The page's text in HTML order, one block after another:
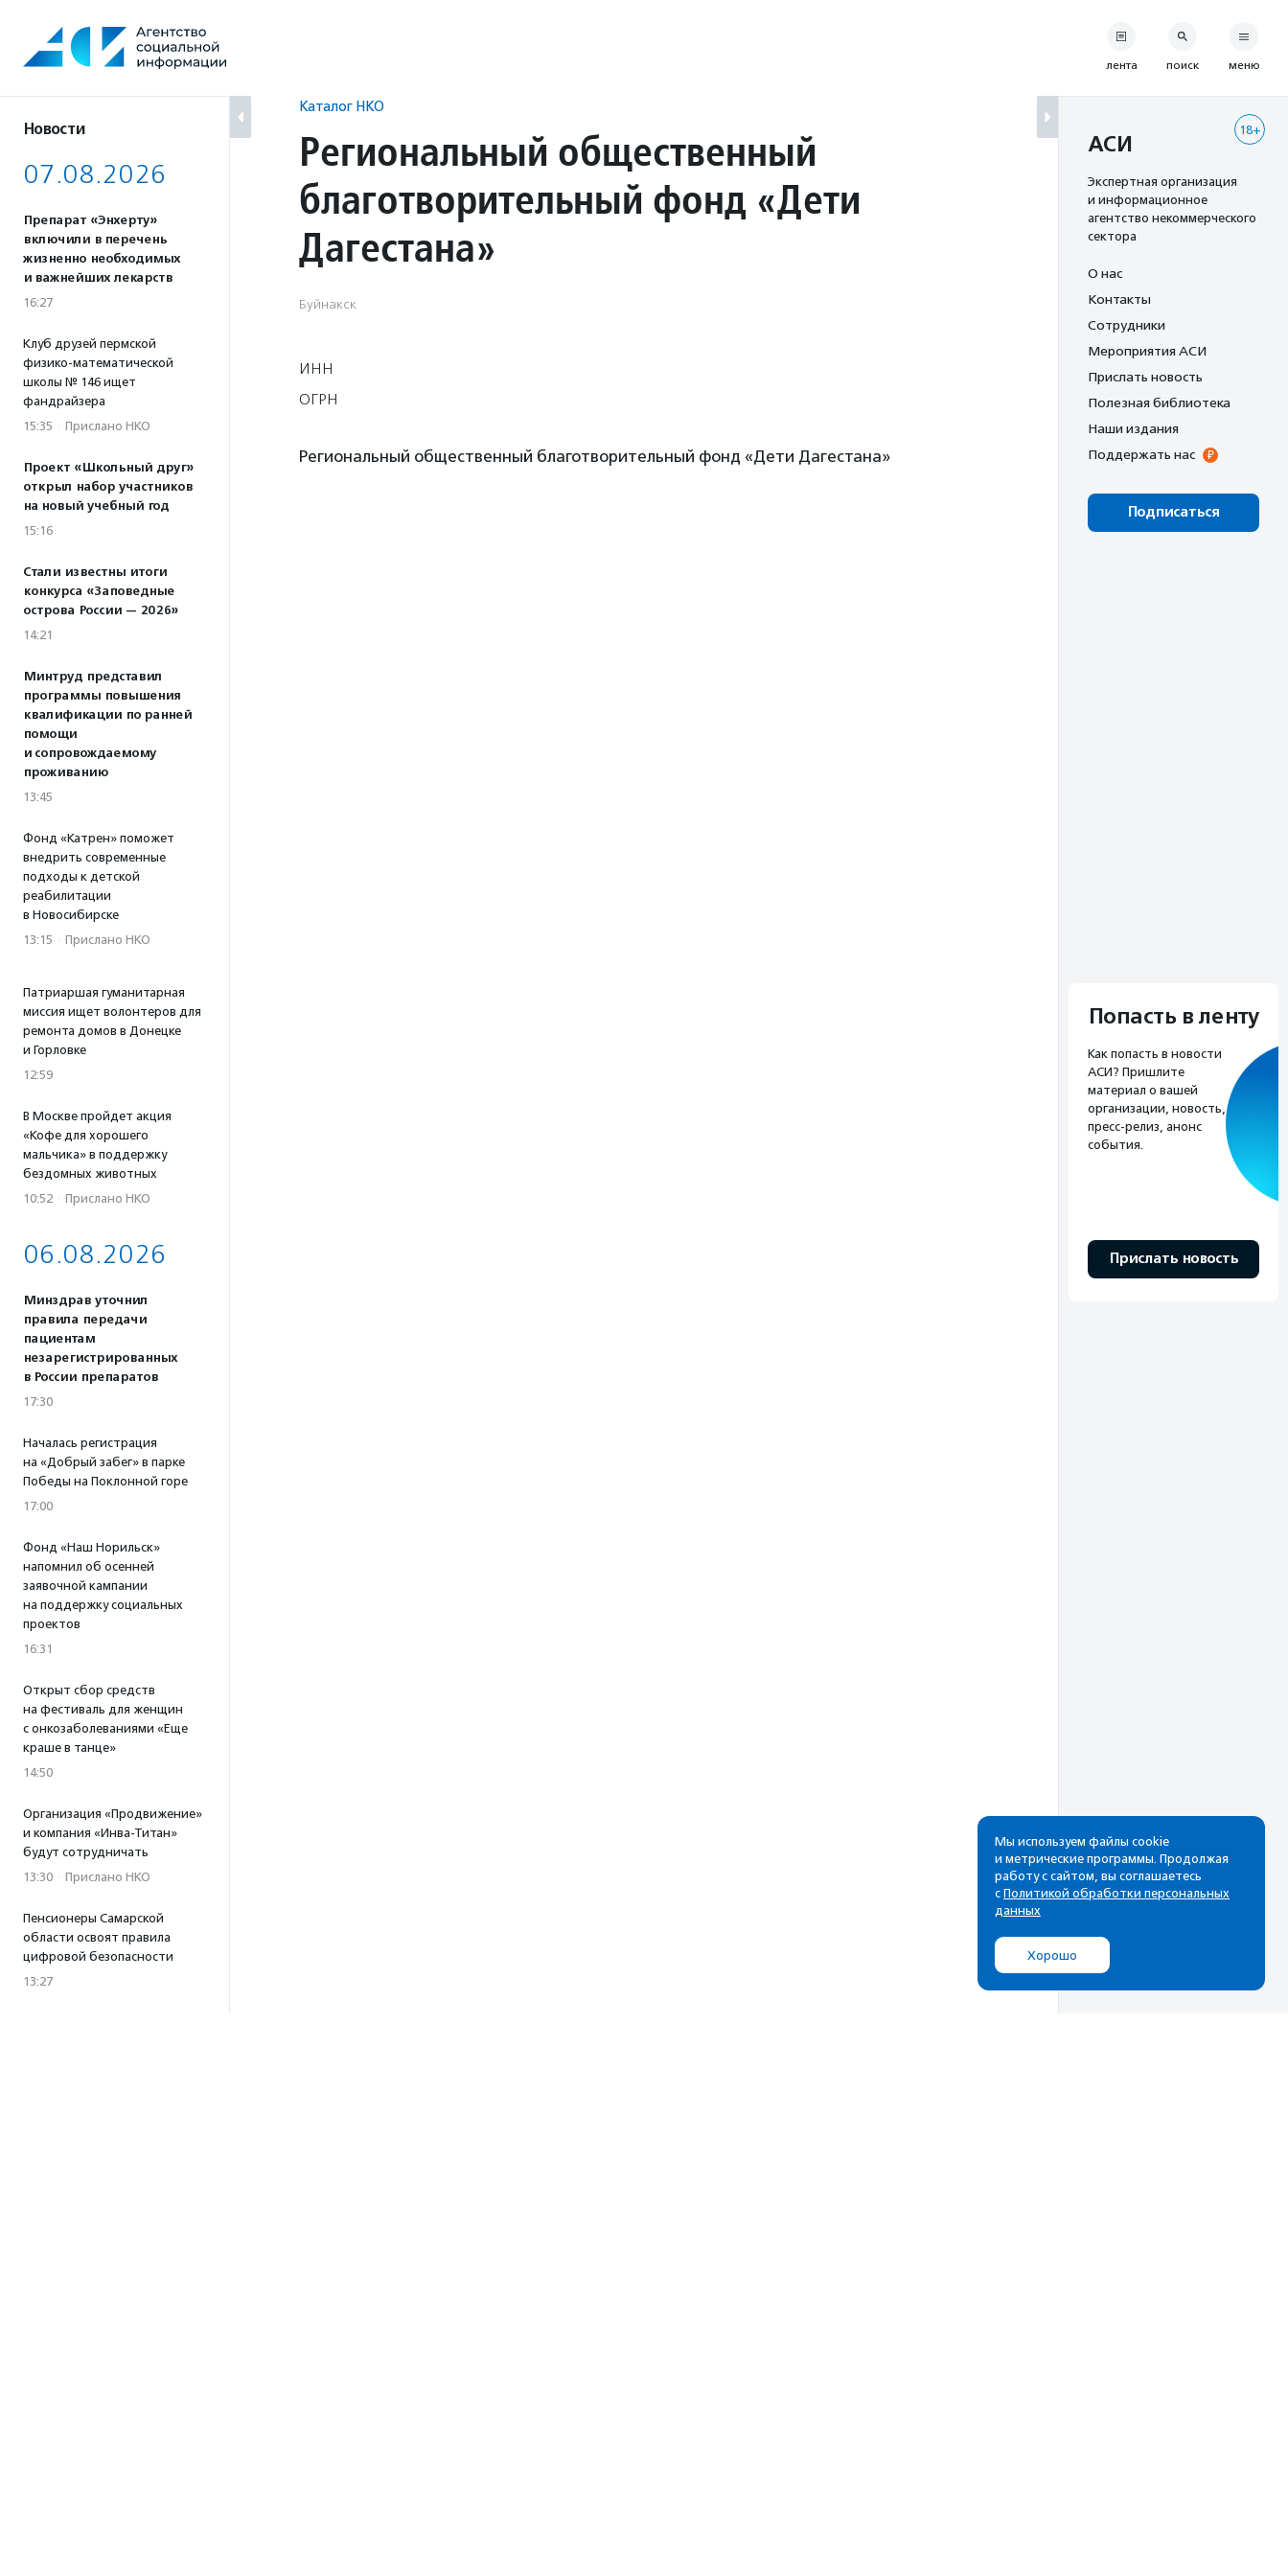
содержанию
Новости
07.08.2026
Препарат «Энхерту»
включили в перечень
жизненно необходимых
и важнейших лекарств
16:27
Клуб друзей пермской
физико-математической
школы № 146 ищет
фандрайзера
15:35 · Прислано НКО
Проект «Школьный друг»
открыл набор участников
на новый учебный год
15:16
Стали известны итоги
конкурса «Заповедные
острова России — 2026»
14:21
Минтруд представил
программы повышения
квалификации по ранней
помощи
и сопровождаемому
проживанию
13:45
Фонд «Катрен» поможет
внедрить современные
подходы к детской
реабилитации
в Новосибирске
13:15 · Прислано НКО
Патриаршая гуманитарная
миссия ищет волонтеров для
ремонта домов в Донецке
и Горловке
12:59
В Москве пройдет акция
«Кофе для хорошего
мальчика» в поддержку
бездомных животных
10:52 · Прислано НКО
06.08.2026
Минздрав уточнил
правила передачи
пациентам
незарегистрированных
в России препаратов
17:30
Началась регистрация
на «Добрый забег» в парке
Победы на Поклонной горе
17:00
Фонд «Наш Норильск»
напомнил об осенней
заявочной кампании
на поддержку социальных
проектов
16:31
Открыт сбор средств
на фестиваль для женщин
с онкозаболеваниями «Еще
краше в танце»
14:50
Организация «Продвижение»
и компания «Инва-Титан»
будут сотрудничать
13:30 · Прислано НКО
Пенсионеры Самарской
области освоят правила
цифровой безопасности
13:27
Каталог НКО
Региональный общественный
благотворительный фонд «Дети
Дагестана»
Буйнакск
ИНН
ОГРН
Региональный общественный благотворительный фонд «Дети Дагестана»
лента поиск меню
18+
АСИ
Экспертная организация
и информационное
агентство некоммерческого
сектора
О нас
Контакты
Сотрудники
Мероприятия АСИ
Прислать новость
Полезная библиотека
Наши издания
Поддержать нас
Подписаться
Попасть в ленту
Как попасть в новости
АСИ? Пришлите
материал о вашей
организации, новость,
пресс-релиз, анонс
события.
Прислать новость
Рассылка
Cамые свежие новости,
почтовом ящике
Мы используем файлы cookie
и метрические программы. Продолжая
работу с сайтом, вы соглашаетесь
с Политикой обработки персональных
данных
Хорошо